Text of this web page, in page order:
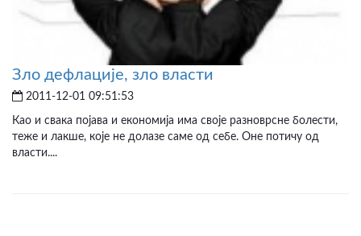
Зло дефлације, зло власти
2011-12-01 09:51:53
Као и свака појава и економија има своје разноврсне болести,
теже и лакше, које не долазе саме од себе. Оне потичу од
власти....